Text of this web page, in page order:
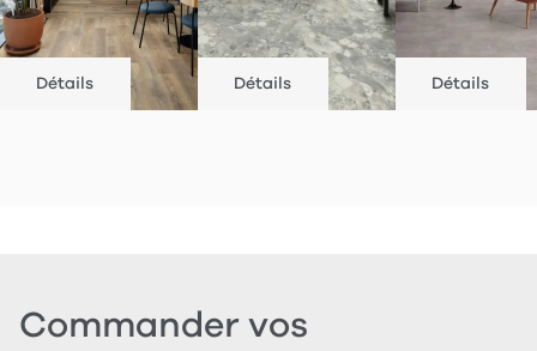
Détails Détails Détails
Commander vos